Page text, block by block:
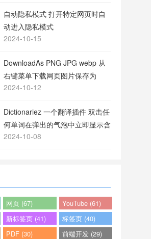
自动隐私模式 打开特定网页时自
动进入隐私模式
2024-10-15
DownloadAs PNG JPG webp 从
右键菜单下载网页图片保存为
PNG或JPG格式
2024-10-12
Dictionariez 一个翻译插件 双击任
何单词在弹出的气泡中立即显示含
义
2024-10-08
网页 (67)
YouTube (61)
新标签页 (41)
标签页 (40)
PDF (30)
前端开发 (29)